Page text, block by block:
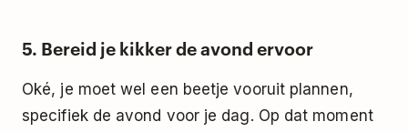
5. Bereid je kikker de avond ervoor
Oké, je moet wel een beetje vooruit plannen,
specifiek de avond voor je dag. Op dat moment